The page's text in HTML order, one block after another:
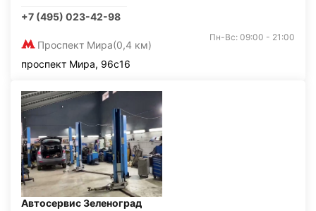
+7 (495) 023-42-98
Проспект Мира(0,4 км)
Пн-Вс: 09:00 - 21:00
проспект Мира, 96с16
Автосервис Зеленоград